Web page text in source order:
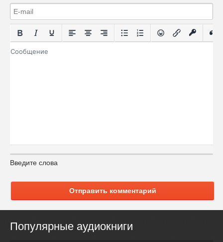
Введите слова
Отправить комментарий
Популярные аудиокниги